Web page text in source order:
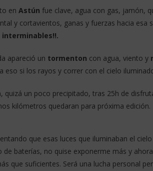
en Astún fue clave, agua con gas, jamón,
y cortavientos, ganas y fuerzas hacia esa
interminables!!.
apareció un tormenton con agua, viento y
eso si los rayos y correr con el cielo
quizá un poco precipitado, tras 25h de
kilómetros quedaran para próxima edición.
que esas luces que iluminaban el
baterías, no quise exponerme más y
que suficientes. Será una lucha personal